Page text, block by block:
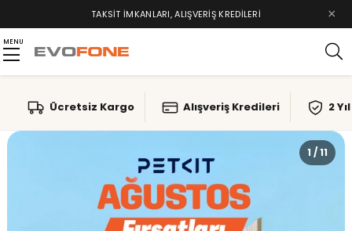
TAKSIT İMKANLARI, ALIŞVERIŞ KREDILERI ×
MENU
Ücretsiz Kargo Alışveriş Kredileri 2
1 / 11